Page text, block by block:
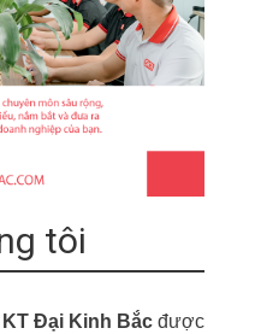
tôi
KT Đại Kinh Bắc được